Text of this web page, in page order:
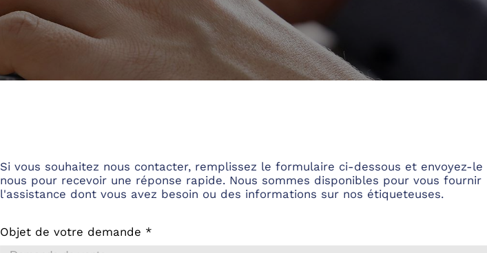
Si vous souhaitez nous contacter, remplissez le formulaire ci-dessous et envoyez-le
nous pour recevoir une réponse rapide. Nous sommes disponibles pour vous fournir
l'assistance dont vous avez besoin ou des informations sur nos étiqueteuses.
Objet de votre demande *